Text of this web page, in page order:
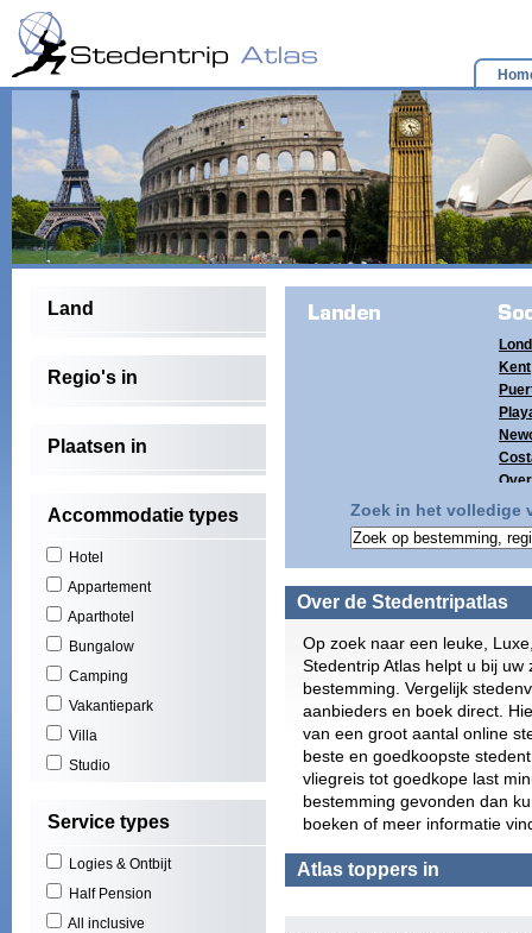
Land
Regio's in
Plaatsen in
Accommodatie types
Hotel
Appartement
Aparthotel
Bungalow
Camping
Vakantiepark
Villa
Studio
Service types
Logies & Ontbijt
Half Pension
All inclusive
Kent
Zuid
El
Zoek in het volledige
Over de Stedentripatlas
Op zoek naar een leuke,
Stedentrip Atlas helpt u bij
bestemming. Vergelijk
aanbieders en boek direct.
van een groot aantal online
beste en goedkoopste
vliegreis tot goedkope last
bestemming gevonden dan
boeken of meer informatie
Atlas toppers in